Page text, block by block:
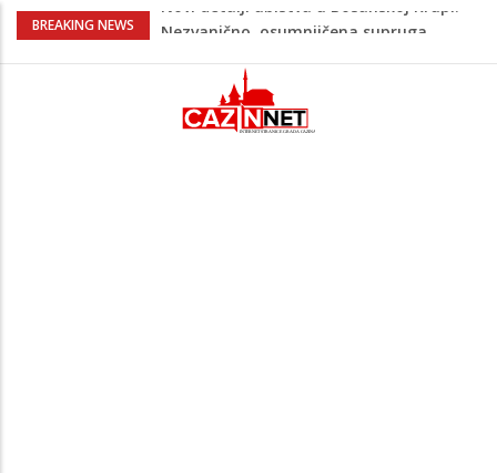
BREAKING NEWS
Na Ahiret preselila Bešić (rođ. Blažević)
Na Ahiret preselio ŠUPUK (Refik) ŠEFIK
Evo koje države su zasad za, a koje
protiv Infantina na izborima: Srbija i